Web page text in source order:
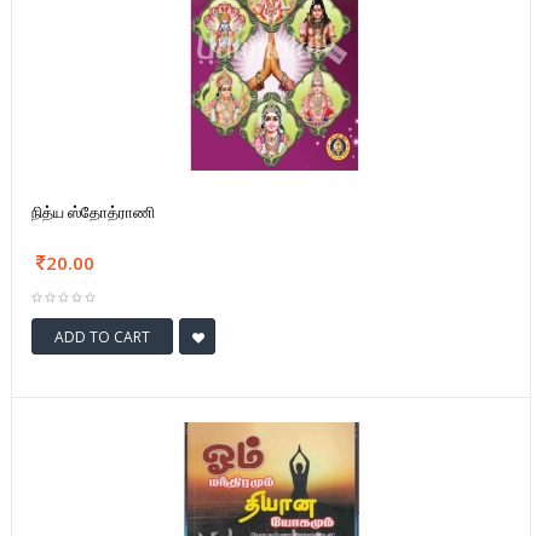
நித்ய ஸ்தோத்ராணி
20.00
ADD TO CART